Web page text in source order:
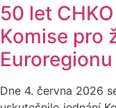
50 let
Komise pro
Dne 4. června 2026